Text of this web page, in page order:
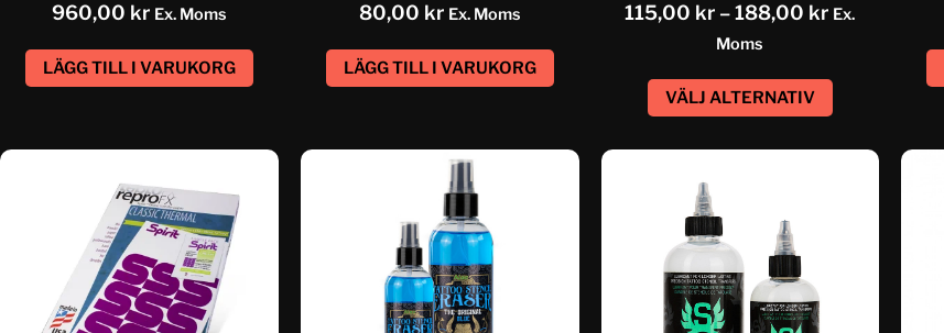
960,00 kr Ex. Moms
LÄGG TILL I VARUKORG
80,00 kr Ex. Moms
LÄGG TILL I VARUKORG
115,00 kr – 188,00 kr Ex.
Moms
VÄLJ ALTERNATIV